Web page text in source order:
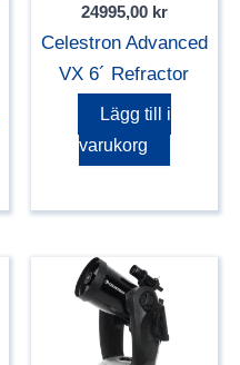
24995,00 kr
Celestron Advanced
VX 6´ Refractor
Lägg till i
varukorg